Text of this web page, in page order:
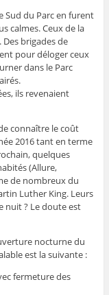
Sud du Parc en furent
calmes. Ceux de la
brigades de
pour déloger ceux
dans le Parc
ils revenaient
connaître le coût
2016 tant en terme
quelques
(Allure,
de nombreux du
Luther King. Leurs
nuit ? Le doute est
nocturne du
est la suivante :
fermeture des